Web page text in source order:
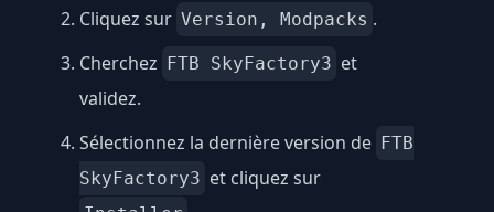
Cliquez sur Version, Modpacks .
Cherchez
FTB SkyFactory3 et
validez.
Sélectionnez la dernière version de FTB
SkyFactory3 et cliquez sur